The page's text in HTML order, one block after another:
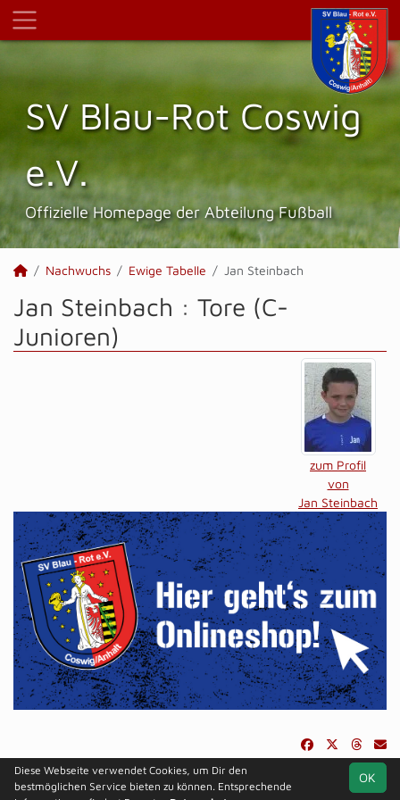
SV Blau-Rot Coswig
e.V.
Offizielle Homepage der Abteilung Fußball
Nachwuchs Ewige Tabelle Jan Steinbach
Jan Steinbach : Tore (C-
Junioren)
zum Profil
von
Jan Steinbach
soccero.de OK
Diese Webseite verwendet Cookies, um Dir den
bestmöglichen Service bieten zu können. Entsprechende